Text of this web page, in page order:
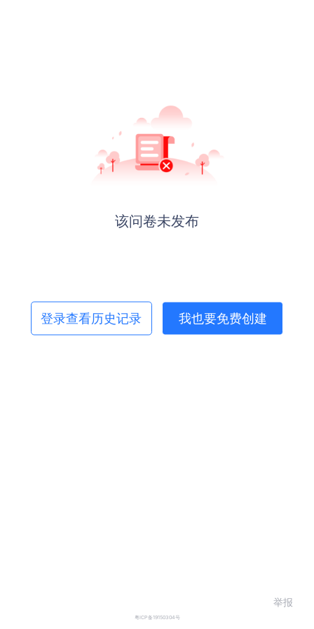
该问卷未发布
登录查看历史记录 我也要免费创建
粤ICP备19150304号
举报